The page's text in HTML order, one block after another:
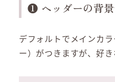
❶ ヘッダーの背景
デフォルトでメインカ
ー）がつきますが、好き